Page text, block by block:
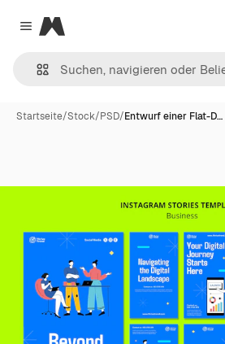
Close menu
Magnific
Startseite/Stock/PSD/Entwurf einer Flat-D…